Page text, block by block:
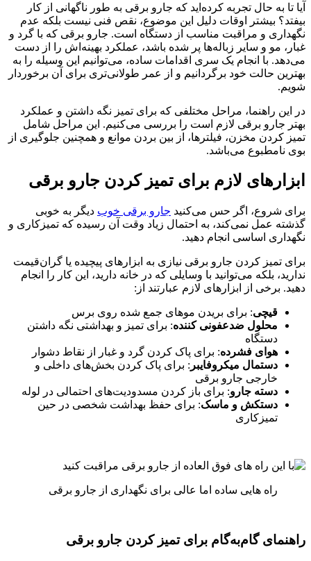
آیا تا به حال تجربه کرده‌اید که جارو برقی به طور ناگهانی از کار
بیفتد؟ بیشتر اوقات دلیل این موضوع، نقص فنی نیست بلکه عدم
نگهداری و مراقبت مناسب از دستگاه است. جارو برقی که با گرد و
غبار، مو و سایر زباله‌ها پر شده باشد، عملکرد بهینه‌اش را از دست
می‌دهد. با انجام یک سری اقدامات ساده، می‌توانیم این وسیله را به
بهترین حالت خود برگردانیم و از عمر طولانی‌تری برای آن برخوردار
شویم.
در این راهنما، مراحل مختلفی که برای تمیز نگه داشتن و عملکرد
بهتر جارو برقی لازم است را بررسی می‌کنیم. این مراحل شامل
تمیز کردن مخزن، فیلترها، از بین بردن موانع و همچنین جلوگیری از
بوی نامطبوع می‌باشد.
ابزارهای لازم برای تمیز کردن جارو برقی
برای شروع، اگر حس می‌کنید جارو برقی خوب دیگر به خوبی
گذشته عمل نمی‌کند، به احتمال زیاد وقت آن رسیده که تمیزکاری و
نگهداری اساسی انجام دهید.
برای تمیز کردن جارو برقی نیازی به ابزارهای پیچیده یا گران‌قیمت
ندارید، بلکه می‌توانید با وسایلی که در خانه دارید، این کار را انجام
دهید. برخی از ابزارهای لازم عبارتند از:
قیچی: برای بریدن موهای جمع شده روی برس
محلول ضدعفونی کننده: برای تمیز و بهداشتی نگه داشتن
دستگاه
هوای فشرده: برای پاک کردن گرد و غبار از نقاط دشوار
دستمال میکروفایبر : برای پاک کردن بخش‌های داخلی و
خارجی جارو برقی
دسته جارو: برای باز کردن مسدودیت‌های احتمالی در لوله
دستکش و ماسک: برای حفظ بهداشت شخصی در حین
تمیزکاری
راه هایی ساده اما عالی برای نگهداری از جارو برقی
راهنمای گام‌به‌گام برای تمیز کردن جارو برقی